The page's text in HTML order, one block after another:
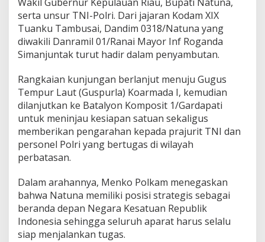
a
s
a
n
,
n
k
o
P
l
k
T
g
a
s
k
serta unsur TNI-Polri. Dari jajaran Kodam XIX
Tuanku Tambusai, Dandim 0318/Natuna yang
diwakili Danramil 01/Ranai Mayor Inf Roganda
Simanjuntak turut hadir dalam penyambutan.
Rangkaian kunjungan berlanjut menuju Gugus
Tempur Laut (Guspurla) Koarmada I, kemudian
dilanjutkan ke Batalyon Komposit 1/Gardapati
untuk meninjau kesiapan satuan sekaligus
memberikan pengarahan kepada prajurit TNI dan
personel Polri yang bertugas di wilayah
perbatasan.
Dalam arahannya, Menko Polkam menegaskan
bahwa Natuna memiliki posisi strategis sebagai
beranda depan Negara Kesatuan Republik
Indonesia sehingga seluruh aparat harus selalu
siap menjalankan tugas.